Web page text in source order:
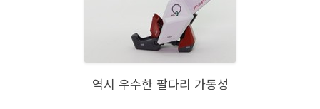
역시 우수한 팔다리 가동성